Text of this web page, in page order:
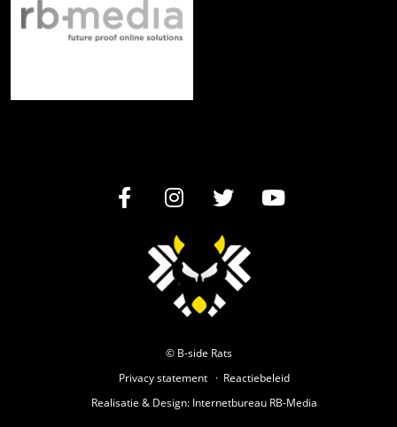
© B-side Rats
Privacy statement
Reactiebeleid
Realisatie & Design: Internetbureau RB-Media